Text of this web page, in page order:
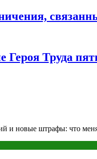
Героя Труда
и новые штрафы: что